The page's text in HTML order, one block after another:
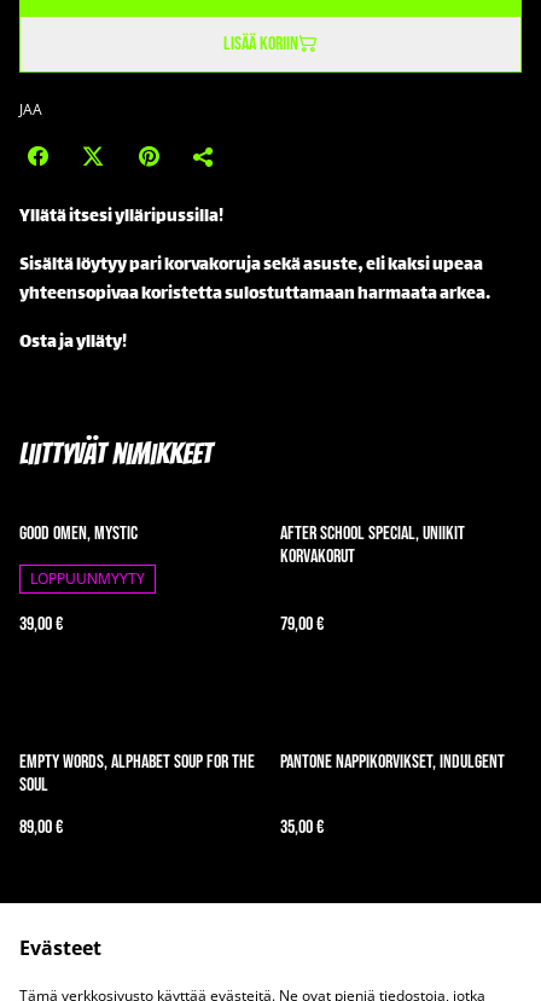
Lisää koriin
JAA
Yllätä itsesi ylläripussilla!
Sisältä löytyy pari korvakoruja sekä asuste, eli kaksi upeaa
yhteensopivaa koristetta sulostuttamaan harmaata arkea.
Osta ja ylläty!
Liittyvät nimikkeet
Good Omen, Mystic
LOPPUUNMYYTY
39,00 €
After School Special, uniikit
korvakorut
79,00 €
Empty Words, Alphabet Soup for the
Soul
89,00 €
Pantone nappikorvikset, Indulgent
35,00 €
Evästeet
Tämä verkkosivusto käyttää evästeitä. Ne ovat pieniä tiedostoja, jotka